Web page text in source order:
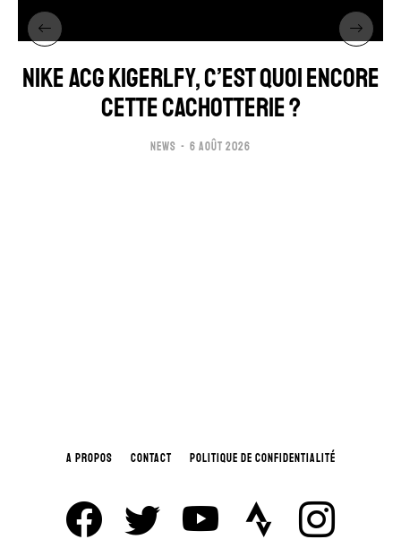
NIKE ACG KIGERLFY, C’EST QUOI ENCORE
CETTE CACHOTTERIE ?
NEWS 6 AOÛT 2026
A PROPOS CONTACT POLITIQUE DE CONFIDENTIALITÉ